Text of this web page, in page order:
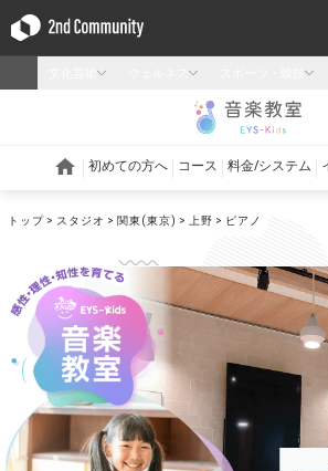
トップ スタジオ 関東(東京) 上野 ピアノ